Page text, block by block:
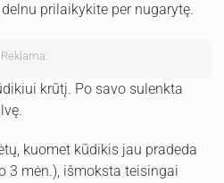
prilaikykite per nugarytę.
Reklama:
krūtį. Po savo sulenkta
kuomet kūdikis jau pradeda
3 mėn.), išmoksta teisingai